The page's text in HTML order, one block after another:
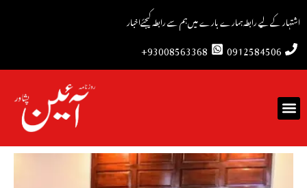
اشتہار کے لیے رابطہہمارے بارے میںہم سے رابطہ کیجئےاخبار
0912584506
93008563368+